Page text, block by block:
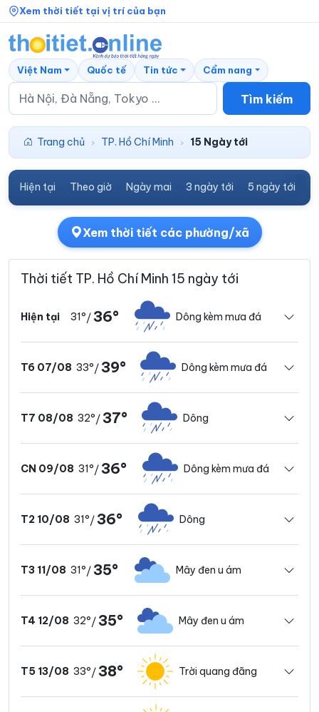
Xem thời tiết tại vị trí của bạn
Tìm kiếm
Việt Nam Quốc tế Tin tức Cẩm nang
Trang chủ › TP. Hồ Chí Minh › 15 Ngày tới
Hiện tại Theo giờ Ngày mai 3 ngày tới 5 ngày tới
Xem thời tiết các phường/xã
Thời tiết TP. Hồ Chí Minh 15 ngày tới
Hiện tại 31°/ 36° Dông kèm mưa đá
T6 07/08 33°/ 39° Dông kèm mưa đá
T7 08/08 32°/ 37° Dông
CN 09/08 31°/ 36° Dông kèm mưa đá
T2 10/08 31°/ 36° Dông
T3 11/08 31°/ 35° Mây đen u ám
T4 12/08 32°/ 35° Mây đen u ám
T5 13/08 33°/ 38° Trời quang đãng